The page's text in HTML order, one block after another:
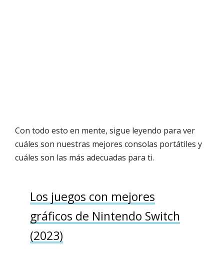
Con todo esto en mente, sigue leyendo para ver
cuáles son nuestras mejores consolas portátiles y
cuáles son las más adecuadas para ti.
Los juegos con mejores
gráficos de Nintendo Switch
(2023)